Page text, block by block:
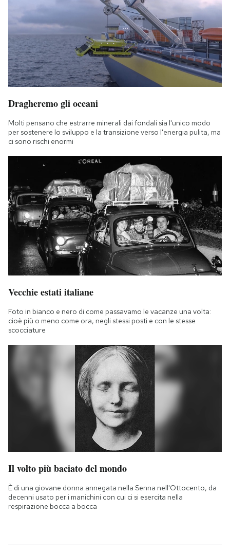
Dragheremo gli oceani
Molti pensano che estrarre minerali dai fondali sia l'unico modo
per sostenere lo sviluppo e la transizione verso l'energia pulita, ma
ci sono rischi enormi
Vecchie estati italiane
Foto in bianco e nero di come passavamo le vacanze una volta:
cioè più o meno come ora, negli stessi posti e con le stesse
scocciature
Il volto più baciato del mondo
È di una giovane donna annegata nella Senna nell'Ottocento, da
decenni usato per i manichini con cui ci si esercita nella
respirazione bocca a bocca